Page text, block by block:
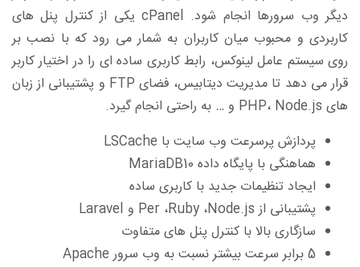
دیگر وب سرورها انجام شود. cPanel یکی از کنترل پنل های
کاربردی و محبوب میان کاربران به شمار می رود که با نصب بر
روی سیستم عامل لینوکس، رابط کاربری ساده ای را در اختیار کاربر
قرار می دهد تا مدیریت دیتابیس، فضای FTP و پشتیبانی از زبان
های PHP، Node.js و … به راحتی انجام گیرد.
پردازش پرسرعت وب سایت با LSCache
هماهنگی با پایگاه داده MariaDB10
ایجاد تنظیمات جدید با کاربری ساده
پشتیبانی از Per ،Ruby ،Node.js و Laravel
سازگاری بالا با کنترل پنل های متفاوت
5 برابر سرعت بیشتر نسبت به وب سرور Apache